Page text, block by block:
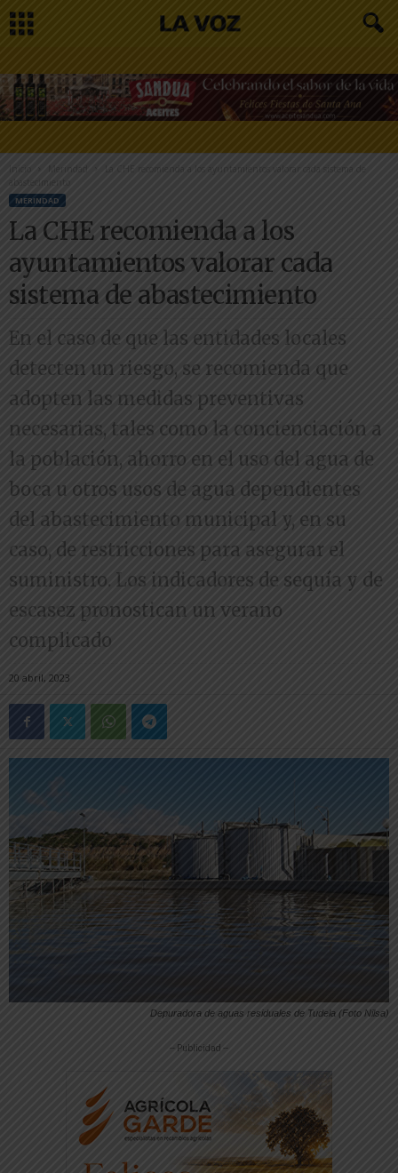
Inicio
La CHE recomienda a los ayuntamientos valorar cada sistema de
abastecimiento
MERINDAD
La CHE recomienda a los
ayuntamientos valorar cada
sistema de abastecimiento
En el caso de que las entidades locales
detecten un riesgo, se recomienda que
adopten las medidas preventivas
necesarias, tales como la concienciación a
la población, ahorro en el uso del agua de
boca u otros usos de agua dependientes
del abastecimiento municipal y, en su
caso, de restricciones para asegurar el
suministro. Los indicadores de sequía y de
escasez pronostican un verano
complicado
20 abril, 2023
Depuradora de aguas residuales de Tudela (Foto Nilsa)
-- Publicidad --